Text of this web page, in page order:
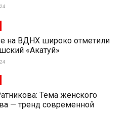
на ВДНХ широко отметили
«Акатуй»
Тема женского
— тренд современной